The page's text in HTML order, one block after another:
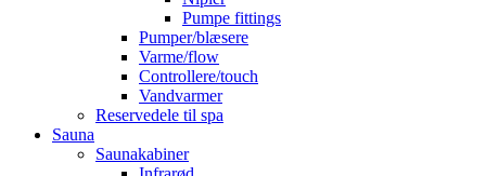
Pumpe fittings
Pumper/blæsere
Varme/flow
Controllere/touch
Vandvarmer
Reservedele til spa
Sauna
Saunakabiner